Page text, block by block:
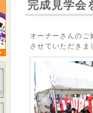
完成見学会
オーナーさんのご
させていただきま